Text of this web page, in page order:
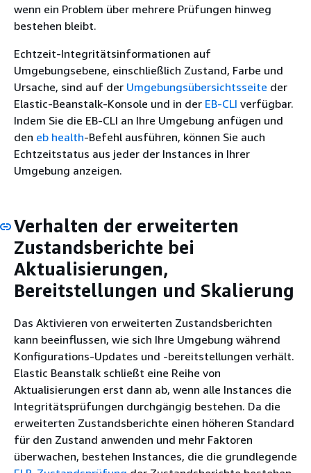
wenn ein Problem über mehrere Prüfungen hinweg
bestehen bleibt.
Echtzeit-Integritätsinformationen auf
Umgebungsebene, einschließlich Zustand, Farbe und
Ursache, sind auf der Umgebungsübersichtsseite der
Elastic-Beanstalk-Konsole und in der EB-CLI verfügbar.
Indem Sie die EB-CLI an Ihre Umgebung anfügen und
den eb health-Befehl ausführen, können Sie auch
Echtzeitstatus aus jeder der Instances in Ihrer
Umgebung anzeigen.
Verhalten der erweiterten
Zustandsberichte bei
Aktualisierungen,
Bereitstellungen und Skalierung
Das Aktivieren von erweiterten Zustandsberichten
kann beeinflussen, wie sich Ihre Umgebung während
Konfigurations-Updates und -bereitstellungen verhält.
Elastic Beanstalk schließt eine Reihe von
Aktualisierungen erst dann ab, wenn alle Instances die
Integritätsprüfungen durchgängig bestehen. Da die
erweiterten Zustandsberichte einen höheren Standard
für den Zustand anwenden und mehr Faktoren
überwachen, bestehen Instances, die die grundlegende